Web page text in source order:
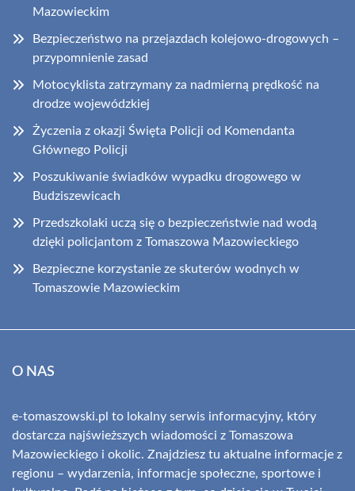
Mazowieckim
Bezpieczeństwo na przejazdach kolejowo-drogowych –
przypomnienie zasad
Motocyklista zatrzymany za nadmierną prędkość na
drodze wojewódzkiej
Życzenia z okazji Święta Policji od Komendanta
Głównego Policji
Poszukiwanie świadków wypadku drogowego w
Budziszewicach
Przedszkolaki uczą się o bezpieczeństwie nad wodą
dzięki policjantom z Tomaszowa Mazowieckiego
Bezpieczne korzystanie ze skuterów wodnych w
Tomaszowie Mazowieckim
O NAS
e-tomaszowski.pl to lokalny serwis informacyjny, który
dostarcza najświeższych wiadomości z Tomaszowa
Mazowieckiego i okolic. Znajdziesz tu aktualne informacje z
regionu – wydarzenia, informacje społeczne, sportowe i